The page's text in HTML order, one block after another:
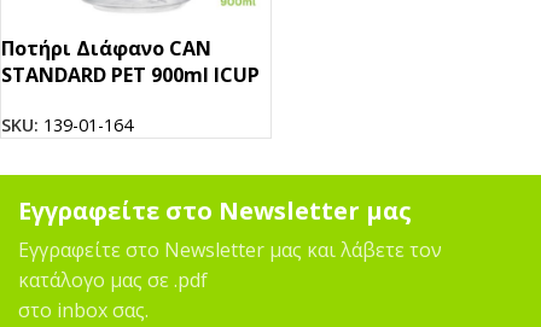
Ποτήρι Διάφανο CAN
STANDARD PET 900ml ICUP
SKU: 139-01-164
Εγγραφείτε στο Newsletter μας
Εγγραφείτε στο Newsletter μας και λάβετε τον
κατάλογο μας σε .pdf
στο inbox σας.